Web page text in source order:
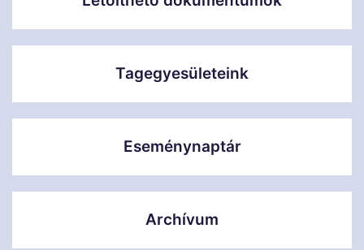
Tagegyesületeink
Eseménynaptár
Archívum